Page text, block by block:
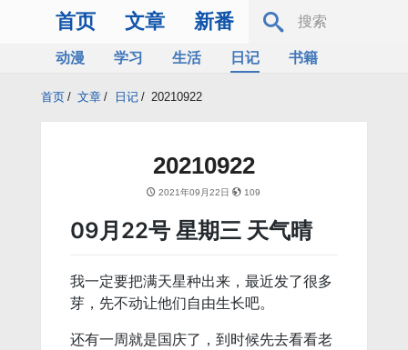
首页 文章 新番
动漫 学习 生活 日记
书籍
首页 / 文章 / 日记 / 20210922
20210922
2021年09月22日 109
09月22号 星期三 天气晴
我一定要把满天星种出来，最近发了很多
芽，先不动让他们自由生长吧。
还有一周就是国庆了，到时候先去看看老